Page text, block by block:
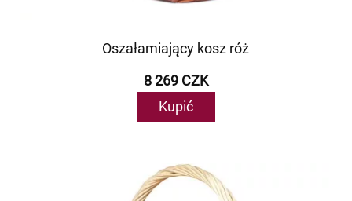
Oszałamiający kosz róż
8 269 CZK
Kupić